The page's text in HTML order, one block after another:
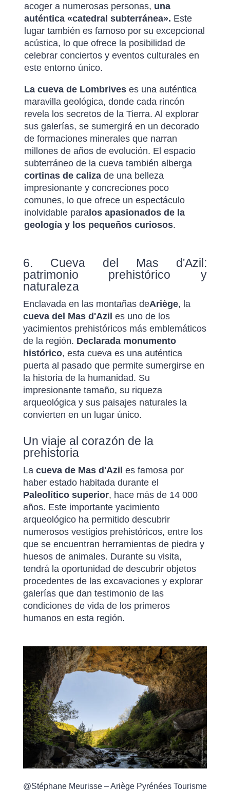
acoger a numerosas personas, una
auténtica «catedral subterránea». Este
lugar también es famoso por su excepcional
acústica, lo que ofrece la posibilidad de
celebrar conciertos y eventos culturales en
este entorno único.
La cueva de Lombriveses una auténtica
maravilla geológica, donde cada rincón
revela los secretos de la Tierra. Al explorar
sus galerías, se sumergirá en un decorado
de formaciones minerales que narran
millones de años de evolución. El espacio
subterráneo de la cueva también alberga
cortinas de calizade una belleza
impresionante y concreciones poco
comunes, lo que ofrece un espectáculo
inolvidable paralos apasionados de la
geología y los pequeños curiosos.
6. Cueva del Mas d'Azil:
patrimonio prehistórico y
naturaleza
Enclavada en las montañas deAriège, la
cueva del Mas d'Azil es uno de los
yacimientos prehistóricos más emblemáticos
de la región. Declarada monumento
histórico, esta cueva es una auténtica
puerta al pasado que permite sumergirse en
la historia de la humanidad. Su
impresionante tamaño, su riqueza
arqueológica y sus paisajes naturales la
convierten en un lugar único.
Un viaje al corazón de la
prehistoria
La cueva de Mas d'Azil es famosa por
haber estado habitada durante el
Paleolítico superior, hace más de 14 000
años. Este importante yacimiento
arqueológico ha permitido descubrir
numerosos vestigios prehistóricos, entre los
que se encuentran herramientas de piedra y
huesos de animales. Durante su visita,
tendrá la oportunidad de descubrir objetos
procedentes de las excavaciones y explorar
galerías que dan testimonio de las
condiciones de vida de los primeros
humanos en esta región.
@Stéphane Meurisse – Ariège Pyrénées Tourisme